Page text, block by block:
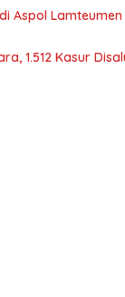
Aspol
1.512 Kasur